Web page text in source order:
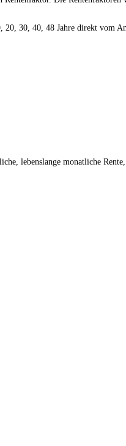
30, 40, 48 Jahre direkt vom
lebenslange monatliche